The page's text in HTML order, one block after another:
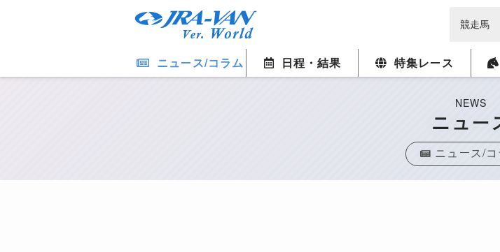
ニュース/コラム 日程・結果 特集レース
NEWS
ニュー
ニュース/